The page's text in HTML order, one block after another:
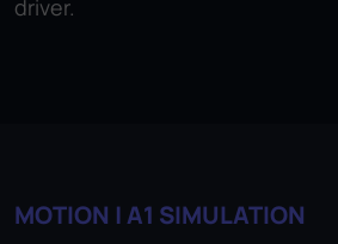
driver.
MOTION | A1 SIMULATION